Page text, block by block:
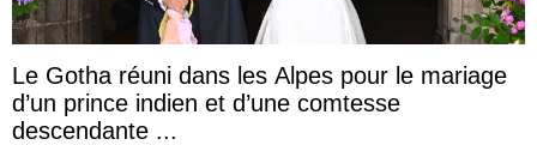
Le Gotha réuni dans les Alpes pour le mariage
d’un prince indien et d’une comtesse
descendante ...